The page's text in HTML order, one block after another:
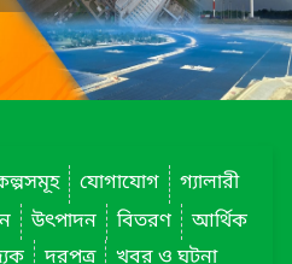
যোগাযোগ
গ্যালারী
উৎপাদন বিতরণ
আর্থিক
দরপত্র
খবর ও ঘটনা